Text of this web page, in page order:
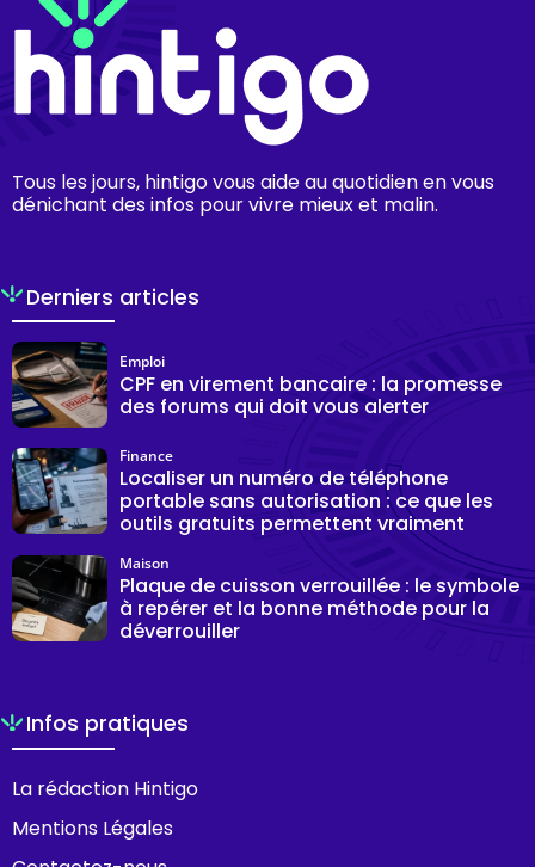
Tous les jours, hintigo vous aide au quotidien en vous
dénichant des infos pour vivre mieux et malin.
Derniers articles
CPF en virement bancaire : la promesse
des forums qui doit vous alerter
Emploi
Localiser un numéro de téléphone
portable sans autorisation : ce que les
outils gratuits permettent vraiment
Finance
Plaque de cuisson verrouillée : le symbole
à repérer et la bonne méthode pour la
déverrouiller
Maison
Infos pratiques
La rédaction Hintigo
Mentions Légales